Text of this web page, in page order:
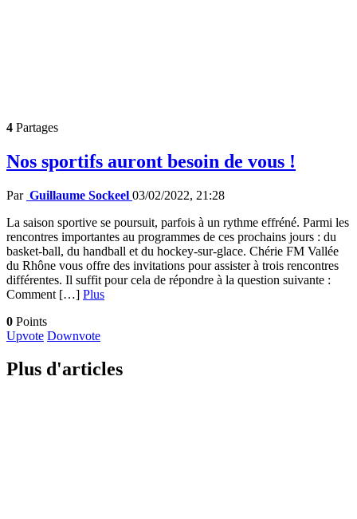
4 Partages
Nos sportifs auront besoin de vous !
Par Guillaume Sockeel 03/02/2022, 21:28
La saison sportive se poursuit, parfois à un rythme effréné. Parmi les
rencontres importantes au programmes de ces prochains jours : du
basket-ball, du handball et du hockey-sur-glace. Chérie FM Vallée
du Rhône vous offre des invitations pour assister à trois rencontres
différentes. Il suffit pour cela de répondre à la question suivante :
Comment […] Plus
0 Points
Upvote Downvote
Plus d'articles